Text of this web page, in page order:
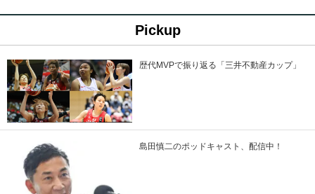
Pickup
歴代MVPで振り返る「三井不動産カップ」
島田慎二のポッドキャスト、配信中！